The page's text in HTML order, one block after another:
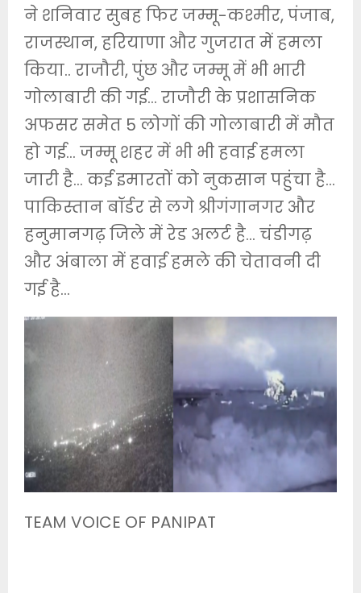
ने शनिवार सुबह फिर जम्मू-कश्मीर, पंजाब,
राजस्थान, हरियाणा और गुजरात में हमला
किया.. राजौरी, पुंछ और जम्मू में भी भारी
गोलाबारी की गई… राजौरी के प्रशासनिक
अफसर समेत 5 लोगों की गोलाबारी में मौत
हो गई… जम्मू शहर में भी भी हवाई हमला
जारी है… कई इमारतों को नुकसान पहुंचा है…
पाकिस्तान बॉर्डर से लगे श्रीगंगानगर और
हनुमानगढ़ जिले में रेड अलर्ट है… चंडीगढ़
और अंबाला में हवाई हमले की चेतावनी दी
गई है…
TEAM VOICE OF PANIPAT